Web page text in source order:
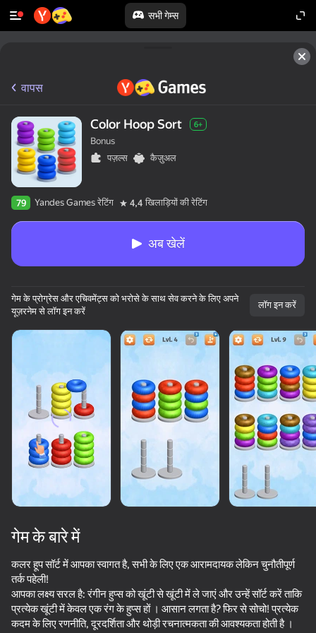
सभी गेम्स
50+ शीर्ष गेम. सभी द्वारा
पसंद किए गए. यहां तक कि “नॉन-गेमर्स”
50+ शीर्ष गेम्स।
सभी द्वारा पसंद किया गया।
यहां तक कि “नॉन-गेमर्स”।
सभी दिखाएँ
Parking Car: Parking Jam
82
Arrow Out
85
Nut Sort: Color Puzzle Game
82 84
वापस
Color Hoop Sort 6+
Bonus
पज़ल्स
कैज़ुअल
79 Yandes Games रेटिंग 4,4 खिलाड़ियों की रेटिंग
अब खेलें
गेम के प्रोग्रेस और एचिवमेंट्स को भरोसे के साथ सेव करने के लिए अपने
यूज़रनेम से लॉग इन करें
लॉग इन करें
गेम के बारे में
कलर हूप सॉर्ट में आपका स्वागत है, सभी के लिए एक आरामदायक लेकिन चुनौतीपूर्ण
तर्क पहेली!
आपका लक्ष्य सरल है: रंगीन हुप्स को खूंटी से खूंटी में ले जाएं और उन्हें सॉर्ट करें ताकि
प्रत्येक खूंटी में केवल एक रंग के हुप्स हों । आसान लगता है? फिर से सोचो! प्रत्येक
कदम के लिए रणनीति, दूरदर्शिता और थोड़ी रचनात्मकता की आवश्यकता होती है ।